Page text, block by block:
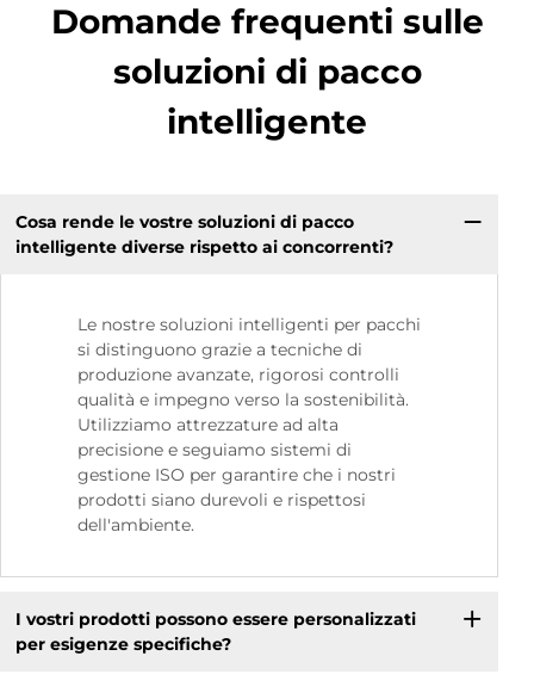
Domande frequenti sulle
soluzioni di pacco
intelligente
Cosa rende le vostre soluzioni di pacco
intelligente diverse rispetto ai concorrenti?
Le nostre soluzioni intelligenti per pacchi
si distinguono grazie a tecniche di
produzione avanzate, rigorosi controlli
qualità e impegno verso la sostenibilità.
Utilizziamo attrezzature ad alta
precisione e seguiamo sistemi di
gestione ISO per garantire che i nostri
prodotti siano durevoli e rispettosi
dell'ambiente.
I vostri prodotti possono essere personalizzati
per esigenze specifiche?